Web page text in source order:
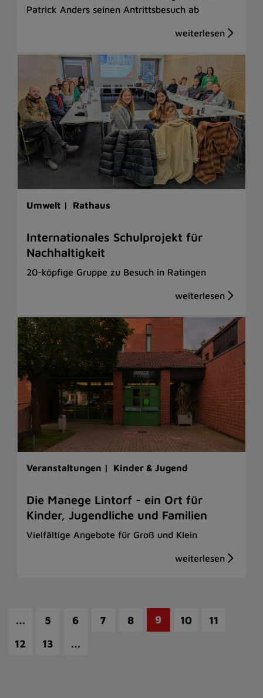
Patrick Anders seinen Antrittsbesuch ab
Umwelt | Rathaus
Internationales Schulprojekt für
Nachhaltigkeit
20-köpfige Gruppe zu Besuch in Ratingen
Veranstaltungen | Kinder & Jugend
Die Manege Lintorf - ein Ort für
Kinder, Jugendliche und Familien
Vielfältige Angebote für Groß und Klein
… 5 6 7 8 9 10
11
12
13 …